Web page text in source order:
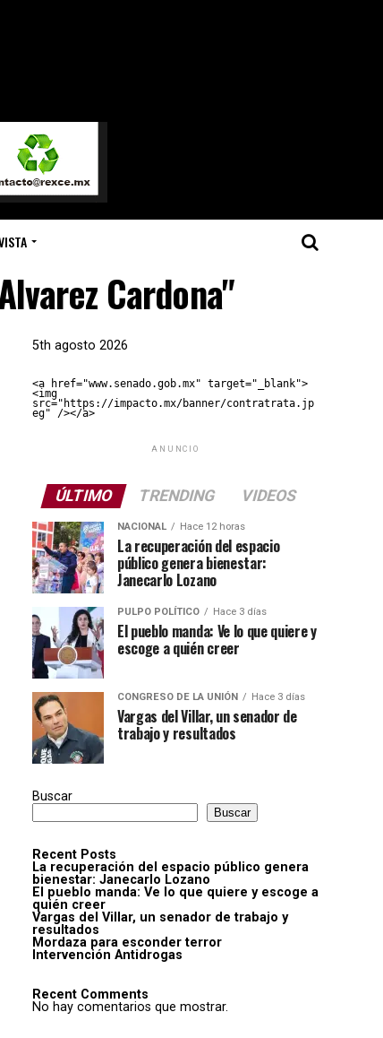
Cardona"
5th agosto 2026
<a href="www.senado.gob.mx" target="_blank">
<img
src="https://impacto.mx/banner/contratrata.jp
eg" /></a>
ANUNCIO
ÚLTIMO TRENDING VIDEOS
NACIONAL Hace 12 horas
La recuperación del espacio
público genera bienestar:
Janecarlo Lozano
PULPO POLÍTICO Hace 3 días
El pueblo manda: Ve lo que quiere y
escoge a quién creer
CONGRESO DE LA UNIÓN Hace 3 días
Vargas del Villar, un senador de
trabajo y resultados
Buscar
Buscar
Recent Posts
La recuperación del espacio público genera
bienestar: Janecarlo Lozano
El pueblo manda: Ve lo que quiere y escoge a
quién creer
Vargas del Villar, un senador de trabajo y
resultados
Mordaza para esconder terror
Intervención Antidrogas
Recent Comments
No hay comentarios que mostrar.